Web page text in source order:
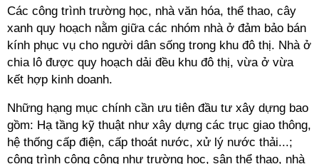
Các công trình trường học, nhà văn hóa, thể thao, cây
xanh quy hoạch nằm giữa các nhóm nhà ở đảm bảo bán
kính phục vụ cho người dân sống trong khu đô thị. Nhà ở
chia lô được quy hoạch dải đều khu đô thị, vừa ở vừa
kết hợp kinh doanh.
Những hạng mục chính cần ưu tiên đầu tư xây dựng bao
gồm: Hạ tầng kỹ thuật như xây dựng các trục giao thông,
hệ thống cấp điện, cấp thoát nước, xử lý nước thải...;
công trình công cộng như trường học, sân thể thao, nhà